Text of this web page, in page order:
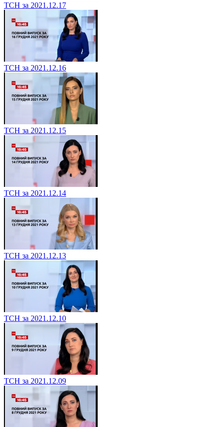
ТСН за 2021.12.17
ТСН за 2021.12.16
ТСН за 2021.12.15
ТСН за 2021.12.14
ТСН за 2021.12.13
ТСН за 2021.12.10
ТСН за 2021.12.09